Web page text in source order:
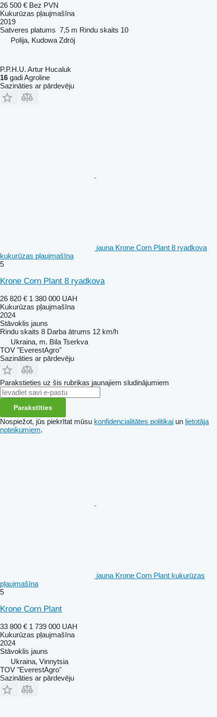
26 500 € Bez PVN
Kukurūzas pļaujmašīna
2019
Satveres platums 7,5 m Rindu skaits 10
Polija, Kudowa Zdrój
P.P.H.U. Artur Hucaluk
16 gadi Agroline
Sazināties ar pārdevēju
jauna Krone Corn Plant 8 ryadkova
kukurūzas pļaujmašīna
5
Krone Corn Plant 8 ryadkova
26 820 € 1 380 000 UAH
Kukurūzas pļaujmašīna
2024
Stāvoklis jauns
Rindu skaits 8 Darba ātrums 12 km/h
Ukraina, m. Bila Tserkva
TOV "EverestAgro"
Sazināties ar pārdevēju
Parakstieties uz šis rubrikas jaunajiem sludinājumiem
Parakstīties
Nospiežot, jūs piekrītat mūsu konfidencialitātes politikai un lietotāja
noteikumiem.
jauna Krone Corn Plant kukurūzas
pļaujmašīna
5
Krone Corn Plant
33 800 € 1 739 000 UAH
Kukurūzas pļaujmašīna
2024
Stāvoklis jauns
Ukraina, Vinnytsia
TOV "EverestAgro"
Sazināties ar pārdevēju